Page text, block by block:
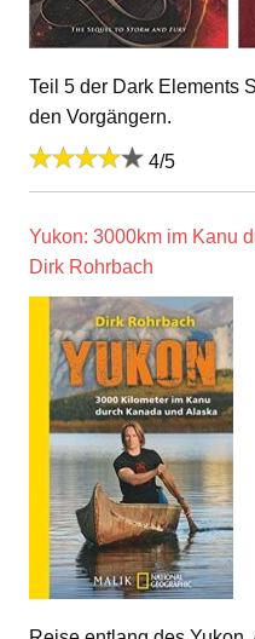
Teil 5 der Dark Elements
den Vorgängern.
4/5
Yukon: 3000km im Kanu
Dirk Rohrbach